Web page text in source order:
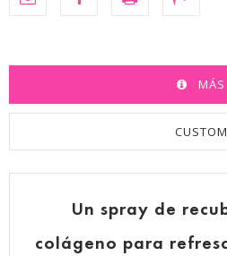
MÁS
CUSTOM
Un spray de
colágeno para